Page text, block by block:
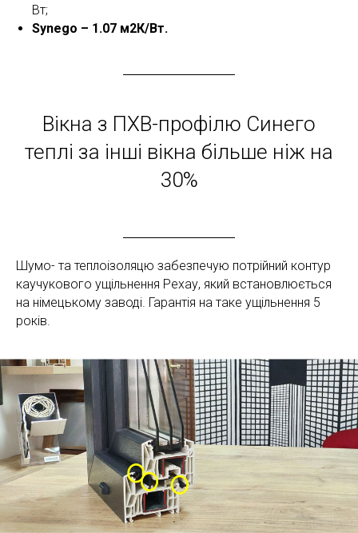
Вт;
Synego – 1.07 м2К/Вт.
Вікна з ПХВ-профілю Синего
теплі за інші вікна більше ніж на
30%
Шумо- та теплоізоляцю забезпечую потрійний контур
каучукового ущільнення Рехау, який встановлюється
на німецькому заводі. Гарантія на таке ущільнення 5
років.